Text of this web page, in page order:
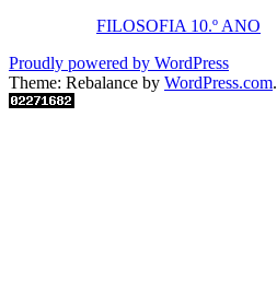
FILOSOFIA 10.º ANO
Proudly powered by WordPress
Theme: Rebalance by WordPress.com.